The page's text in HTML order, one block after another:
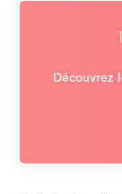
Découvrez